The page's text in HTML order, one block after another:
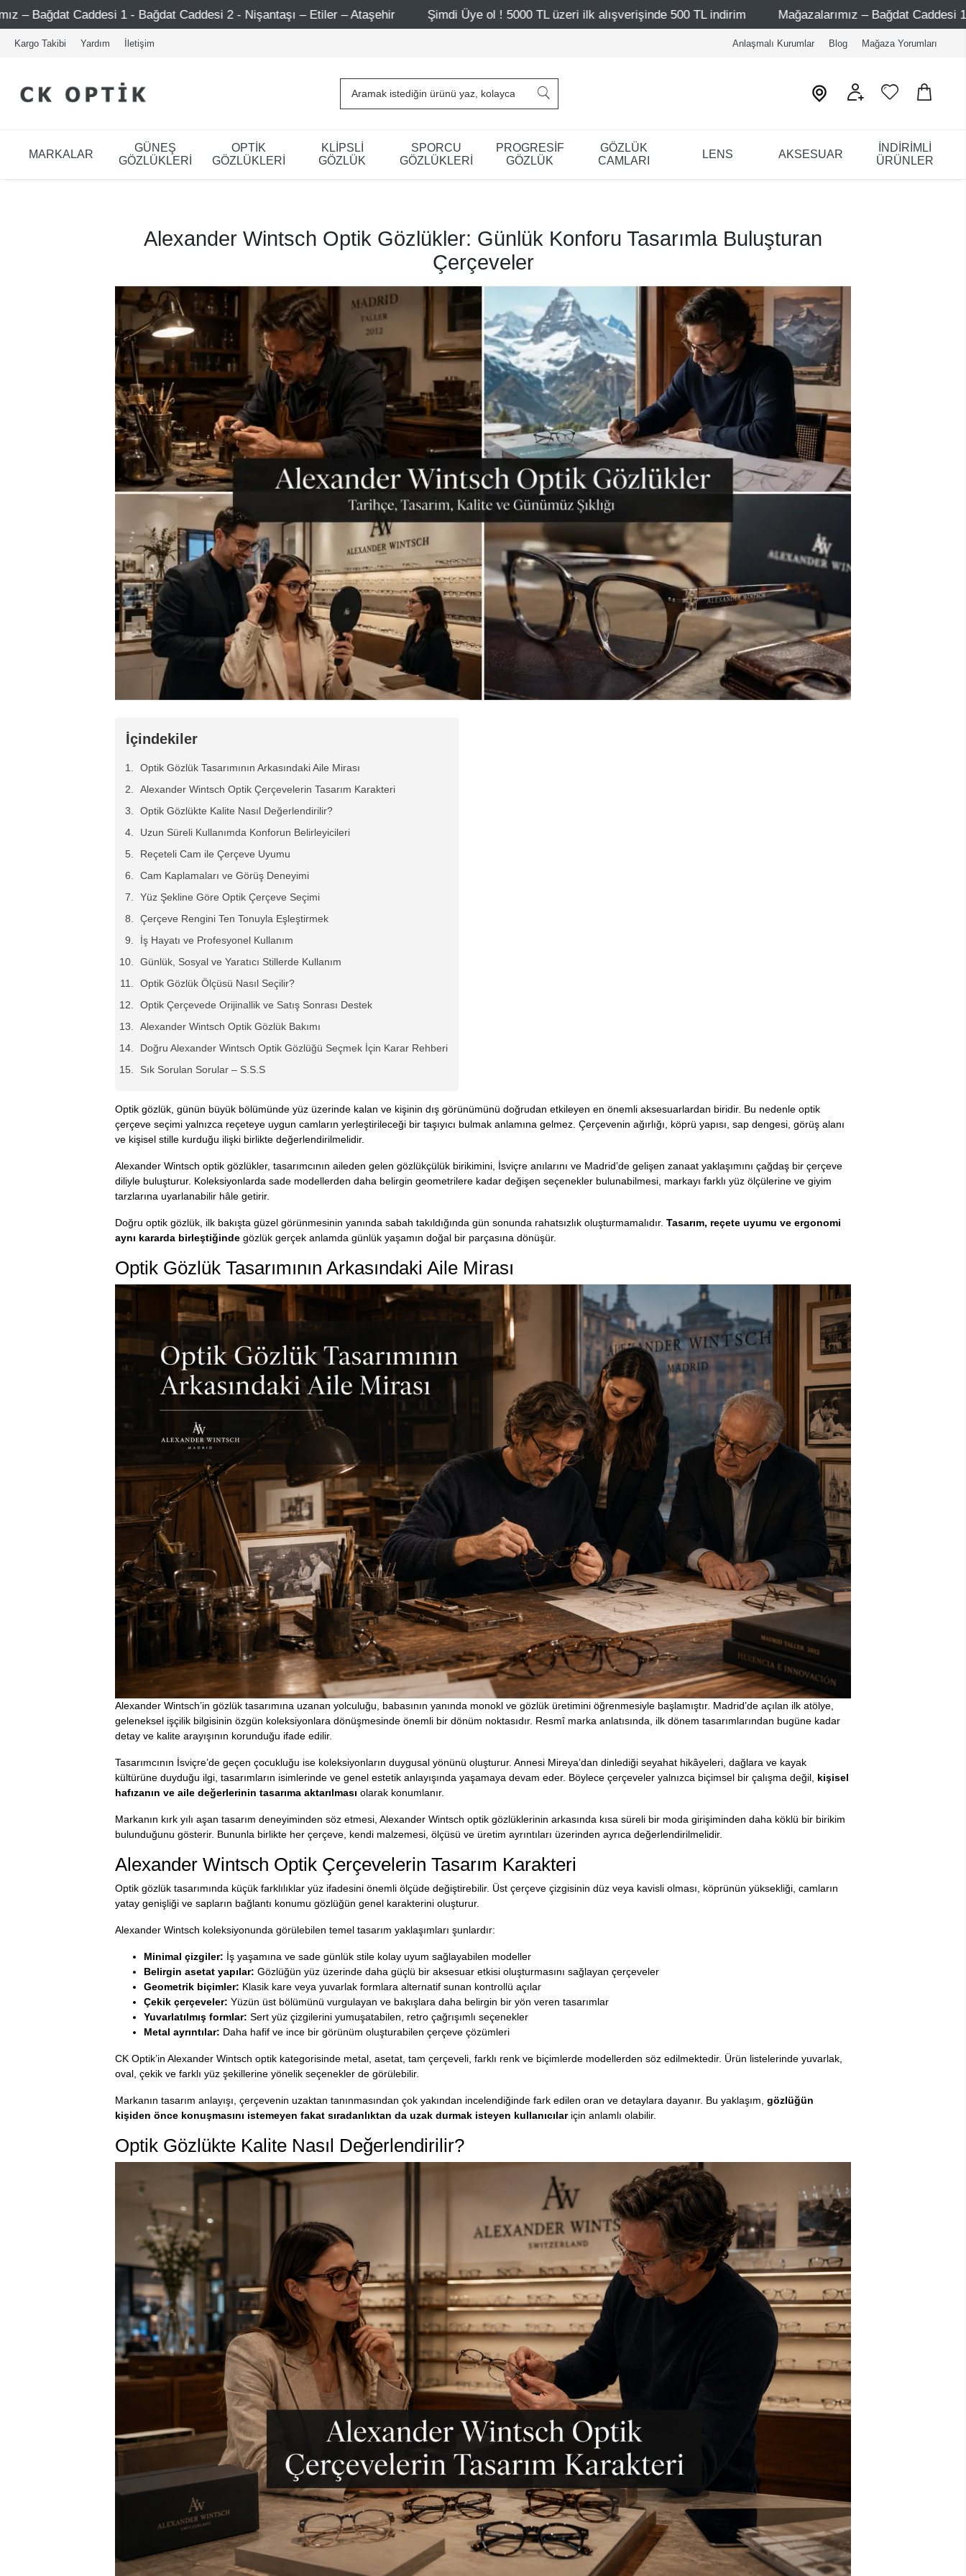
Caddesi 2 - Nişantaşı – Etiler – Ataşehir Şimdi Üye ol ! 5000 TL üzeri ilk alışverişinde 500 TL indirim Mağazalarımız – Bağdat Caddesi 1 - Bağdat Caddesi 2 -
Kargo Takibi Yardım İletişim Anlaşmalı Kurumlar Blog Mağaza Yorumları
MARKALAR
GÜNEŞ
GÖZLÜKLERİ
OPTİK
GÖZLÜKLERİ
KLİPSLİ
GÖZLÜK
SPORCU
GÖZLÜKLERİ
PROGRESİF
GÖZLÜK
GÖZLÜK
CAMLARI
LENS AKSESUAR
İNDİRİMLİ
ÜRÜNLER
Alexander Wintsch Optik Gözlükler: Günlük Konforu Tasarımla Buluşturan
Çerçeveler
İçindekiler
Optik Gözlük Tasarımının Arkasındaki Aile Mirası
Alexander Wintsch Optik Çerçevelerin Tasarım Karakteri
Optik Gözlükte Kalite Nasıl Değerlendirilir?
Uzun Süreli Kullanımda Konforun Belirleyicileri
Reçeteli Cam ile Çerçeve Uyumu
Cam Kaplamaları ve Görüş Deneyimi
Yüz Şekline Göre Optik Çerçeve Seçimi
Çerçeve Rengini Ten Tonuyla Eşleştirmek
İş Hayatı ve Profesyonel Kullanım
Günlük, Sosyal ve Yaratıcı Stillerde Kullanım
Optik Gözlük Ölçüsü Nasıl Seçilir?
Optik Çerçevede Orijinallik ve Satış Sonrası Destek
Alexander Wintsch Optik Gözlük Bakımı
Doğru Alexander Wintsch Optik Gözlüğü Seçmek İçin Karar Rehberi
Sık Sorulan Sorular – S.S.S
Optik gözlük, günün büyük bölümünde yüz üzerinde kalan ve kişinin dış görünümünü doğrudan etkileyen en önemli aksesuarlardan biridir. Bu nedenle optik
çerçeve seçimi yalnızca reçeteye uygun camların yerleştirileceği bir taşıyıcı bulmak anlamına gelmez. Çerçevenin ağırlığı, köprü yapısı, sap dengesi, görüş alanı
ve kişisel stille kurduğu ilişki birlikte değerlendirilmelidir.
Alexander Wintsch optik gözlükler, tasarımcının aileden gelen gözlükçülük birikimini, İsviçre anılarını ve Madrid’de gelişen zanaat yaklaşımını çağdaş bir çerçeve
diliyle buluşturur. Koleksiyonlarda sade modellerden daha belirgin geometrilere kadar değişen seçenekler bulunabilmesi, markayı farklı yüz ölçülerine ve giyim
tarzlarına uyarlanabilir hâle getirir.
Doğru optik gözlük, ilk bakışta güzel görünmesinin yanında sabah takıldığında gün sonunda rahatsızlık oluşturmamalıdır. Tasarım, reçete uyumu ve ergonomi
aynı kararda birleştiğinde gözlük gerçek anlamda günlük yaşamın doğal bir parçasına dönüşür.
Optik Gözlük Tasarımının Arkasındaki Aile Mirası
Alexander Wintsch’in gözlük tasarımına uzanan yolculuğu, babasının yanında monokl ve gözlük üretimini öğrenmesiyle başlamıştır. Madrid’de açılan ilk atölye,
geleneksel işçilik bilgisinin özgün koleksiyonlara dönüşmesinde önemli bir dönüm noktasıdır. Resmî marka anlatısında, ilk dönem tasarımlarından bugüne kadar
detay ve kalite arayışının korunduğu ifade edilir.
Tasarımcının İsviçre’de geçen çocukluğu ise koleksiyonların duygusal yönünü oluşturur. Annesi Mireya’dan dinlediği seyahat hikâyeleri, dağlara ve kayak
kültürüne duyduğu ilgi, tasarımların isimlerinde ve genel estetik anlayışında yaşamaya devam eder. Böylece çerçeveler yalnızca biçimsel bir çalışma değil, kişisel
hafızanın ve aile değerlerinin tasarıma aktarılması olarak konumlanır.
Markanın kırk yılı aşan tasarım deneyiminden söz etmesi, Alexander Wintsch optik gözlüklerinin arkasında kısa süreli bir moda girişiminden daha köklü bir birikim
bulunduğunu gösterir. Bununla birlikte her çerçeve, kendi malzemesi, ölçüsü ve üretim ayrıntıları üzerinden ayrıca değerlendirilmelidir.
Alexander Wintsch Optik Çerçevelerin Tasarım Karakteri
Optik gözlük tasarımında küçük farklılıklar yüz ifadesini önemli ölçüde değiştirebilir. Üst çerçeve çizgisinin düz veya kavisli olması, köprünün yüksekliği, camların
yatay genişliği ve sapların bağlantı konumu gözlüğün genel karakterini oluşturur.
Alexander Wintsch koleksiyonunda görülebilen temel tasarım yaklaşımları şunlardır:
Minimal çizgiler: İş yaşamına ve sade günlük stile kolay uyum sağlayabilen modeller
Belirgin asetat yapılar: Gözlüğün yüz üzerinde daha güçlü bir aksesuar etkisi oluşturmasını sağlayan çerçeveler
Geometrik biçimler: Klasik kare veya yuvarlak formlara alternatif sunan kontrollü açılar
Çekik çerçeveler: Yüzün üst bölümünü vurgulayan ve bakışlara daha belirgin bir yön veren tasarımlar
Yuvarlatılmış formlar: Sert yüz çizgilerini yumuşatabilen, retro çağrışımlı seçenekler
Metal ayrıntılar: Daha hafif ve ince bir görünüm oluşturabilen çerçeve çözümleri
CK Optik’in Alexander Wintsch optik kategorisinde metal, asetat, tam çerçeveli, farklı renk ve biçimlerde modellerden söz edilmektedir. Ürün listelerinde yuvarlak,
oval, çekik ve farklı yüz şekillerine yönelik seçenekler de görülebilir.
Markanın tasarım anlayışı, çerçevenin uzaktan tanınmasından çok yakından incelendiğinde fark edilen oran ve detaylara dayanır. Bu yaklaşım, gözlüğün
kişiden önce konuşmasını istemeyen fakat sıradanlıktan da uzak durmak isteyen kullanıcılariçin anlamlı olabilir.
Optik Gözlükte Kalite Nasıl Değerlendirilir?